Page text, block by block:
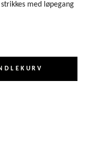
med løpegang